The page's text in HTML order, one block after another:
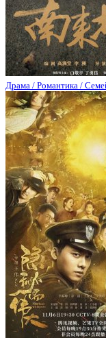
Драма / Романтика /